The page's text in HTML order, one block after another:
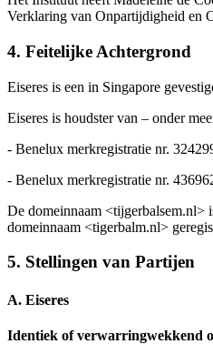
Verklaring van Onpartijdigheid en
4. Feitelijke Achtergrond
Eiseres is een in Singapore
Eiseres is houdster van – onder
- Benelux merkregistratie nr.
- Benelux merkregistratie nr.
De domeinnaam <tijgerbalsem.nl>
domeinnaam <tigerbalm.nl>
5. Stellingen van Partijen
A. Eiseres
Identiek of verwarringwekkend